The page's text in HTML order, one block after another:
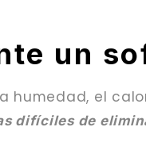
un
humedad, el
difíciles de